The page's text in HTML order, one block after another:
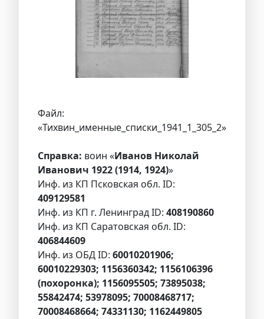
Файл:
«Тихвин_именные_списки_1941_1_305_2»
Справка: воин «Иванов Николай
Иванович 1922 (1914, 1924)»
Инф. из КП Псковская обл. ID:
409129581
Инф. из КП г. Ленинград ID: 408190860
Инф. из КП Саратовская обл. ID:
406844609
Инф. из ОБД ID: 60010201906;
60010229303; 1156360342; 1156106396
(похоронка); 1156095505; 73895038;
55842474; 53978095; 70008468717;
70008468664; 74331130; 1162449805